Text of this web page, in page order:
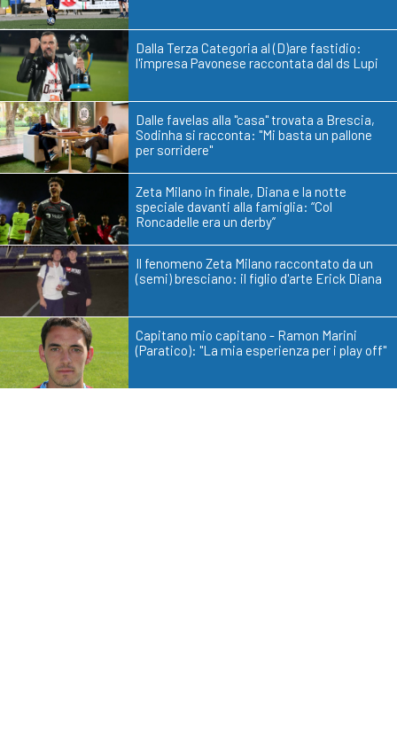
Dalla Terza Categoria al (D)are fastidio:
l'impresa Pavonese raccontata dal ds Lupi
Dalle favelas alla "casa" trovata a Brescia,
Sodinha si racconta: "Mi basta un pallone
per sorridere"
Zeta Milano in finale, Diana e la notte
speciale davanti alla famiglia: “Col
Roncadelle era un derby”
Il fenomeno Zeta Milano raccontato da un
(semi) bresciano: il figlio d'arte Erick Diana
Capitano mio capitano - Ramon Marini
(Paratico): "La mia esperienza per i play off"